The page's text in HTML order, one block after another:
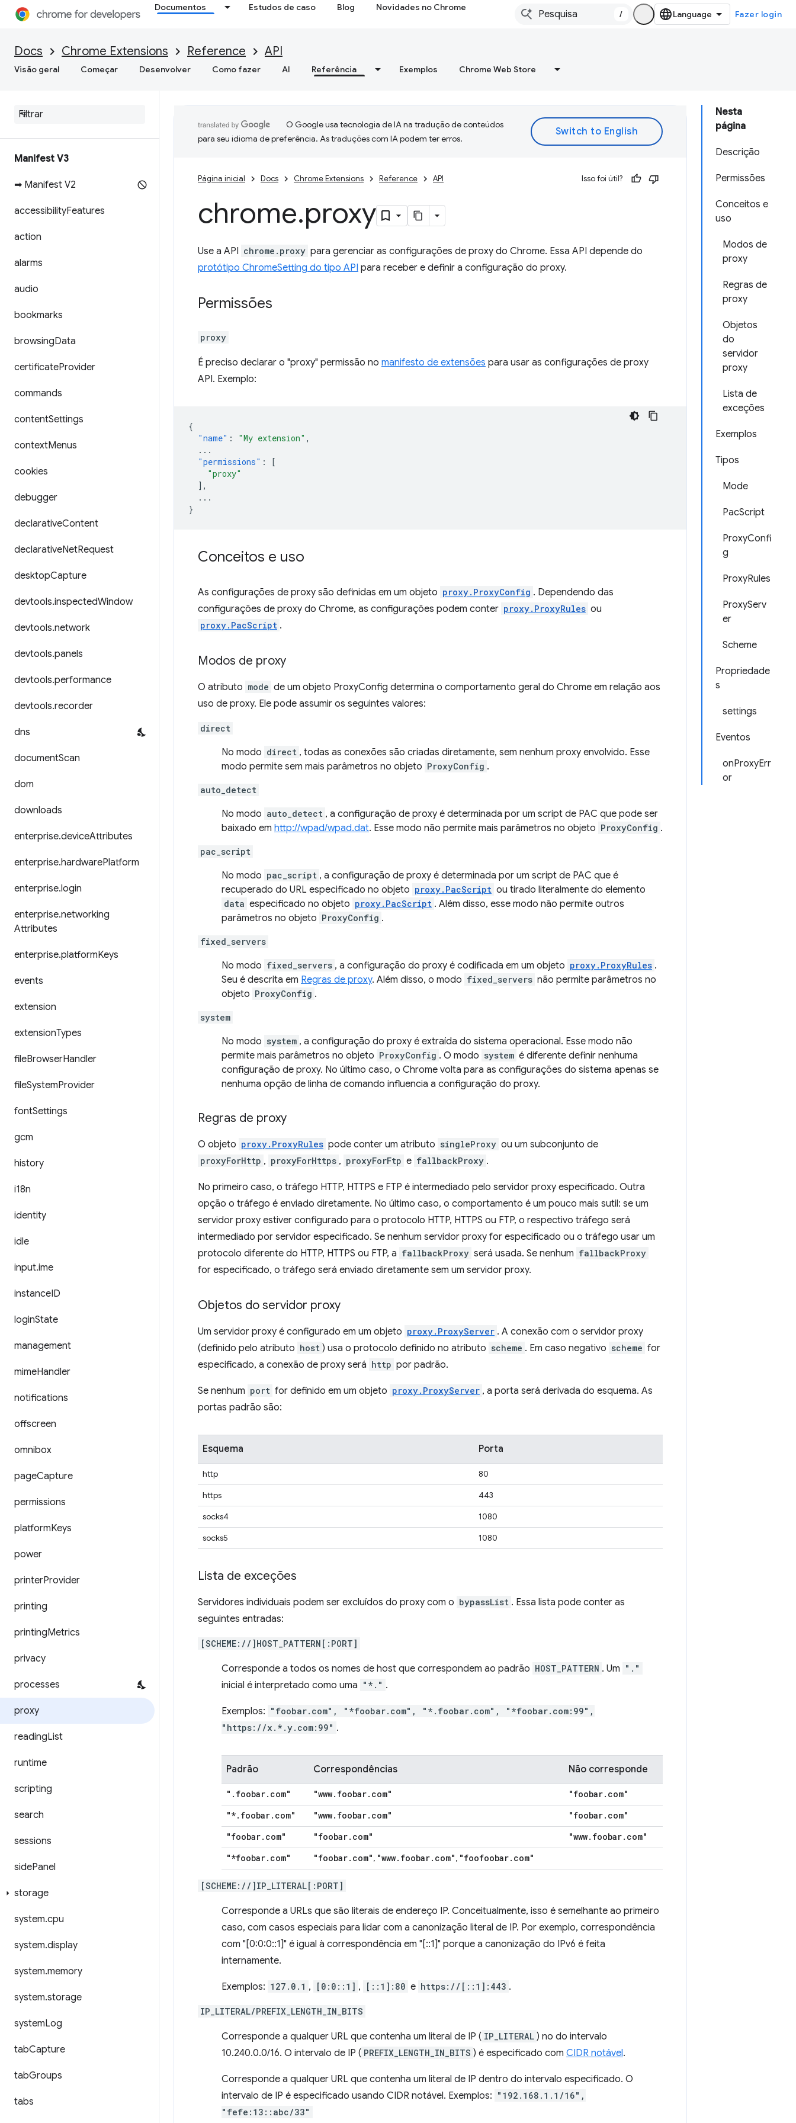
Documentos Estudos de caso Blog Novidades no Chrome
/ Fazer login
Docs Chrome Extensions Reference API
Visão geral Começar Desenvolver Como fazer AI Referência Exemplos Chrome Web Store
Manifest V3
➡ Manifest V2
accessibilityFeatures
action
alarms
audio
bookmarks
browsingData
certificateProvider
commands
contentSettings
contextMenus
cookies
debugger
declarativeContent
declarativeNetRequest
desktopCapture
devtools.inspectedWindow
devtools.network
devtools.panels
devtools.performance
devtools.recorder
dns
documentScan
dom
downloads
enterprise.deviceAttributes
enterprise.hardwarePlatform
enterprise.login
enterprise.networking
Attributes
enterprise.platformKeys
events
extension
extensionTypes
fileBrowserHandler
fileSystemProvider
fontSettings
gcm
history
i18n
identity
idle
input.ime
instanceID
loginState
management
mimeHandler
notifications
offscreen
omnibox
pageCapture
permissions
platformKeys
power
printerProvider
printing
printingMetrics
privacy
processes
proxy
readingList
runtime
scripting
search
sessions
sidePanel
storage
system.cpu
system.display
system.memory
system.storage
systemLog
tabCapture
tabGroups
tabs
Nesta
página
Descrição
Permissões
Conceitos e
uso
Modos de
proxy
Regras de
proxy
Objetos
do
servidor
proxy
Lista de
exceções
Exemplos
Tipos
Mode
PacScript
ProxyConfi
g
ProxyRules
ProxyServ
er
Scheme
Propriedade
s
settings
Eventos
onProxyErr
or
O Google usa tecnologia de IA na tradução de conteúdos
para seu idioma de preferência. As traduções com IA podem ter erros.
Página inicial Docs Chrome Extensions Reference API Isso foi útil?
chrome.proxy
Use a API chrome.proxy para gerenciar as configurações de proxy do Chrome. Essa API depende do
protótipo ChromeSetting do tipo API para receber e definir a configuração do proxy.
Permissões
proxy
É preciso declarar o "proxy" permissão no manifesto de extensões para usar as configurações de proxy
API. Exemplo:
{
"name" : "My extension" ,
...
"permissions" :
[
"proxy"
],
...
}
Conceitos e uso
As configurações de proxy são definidas em um objeto proxy.ProxyConfig . Dependendo das
configurações de proxy do Chrome, as configurações podem conter proxy.ProxyRules ou
proxy.PacScript .
Modos de proxy
O atributo mode de um objeto ProxyConfig determina o comportamento geral do Chrome em relação aos
uso de proxy. Ele pode assumir os seguintes valores:
direct
No modo direct , todas as conexões são criadas diretamente, sem nenhum proxy envolvido. Esse
modo permite sem mais parâmetros no objeto ProxyConfig .
auto_detect
No modo auto_detect , a configuração de proxy é determinada por um script de PAC que pode ser
baixado em http://wpad/wpad.dat. Esse modo não permite mais parâmetros no objeto ProxyConfig .
pac_script
No modo pac_script , a configuração de proxy é determinada por um script de PAC que é
recuperado do URL especificado no objeto proxy.PacScript ou tirado literalmente do elemento
data especificado no objeto proxy.PacScript . Além disso, esse modo não permite outros
parâmetros no objeto ProxyConfig .
fixed_servers
No modo fixed_servers , a configuração do proxy é codificada em um objeto proxy.ProxyRules .
Seu é descrita em Regras de proxy. Além disso, o modo fixed_servers não permite parâmetros no
objeto ProxyConfig .
system
No modo system , a configuração do proxy é extraída do sistema operacional. Esse modo não
permite mais parâmetros no objeto ProxyConfig . O modo system é diferente definir nenhuma
configuração de proxy. No último caso, o Chrome volta para as configurações do sistema apenas se
nenhuma opção de linha de comando influencia a configuração do proxy.
Regras de proxy
O objeto proxy.ProxyRules pode conter um atributo singleProxy ou um subconjunto de
proxyForHttp , proxyForHttps , proxyForFtp e fallbackProxy .
No primeiro caso, o tráfego HTTP, HTTPS e FTP é intermediado pelo servidor proxy especificado. Outra
opção o tráfego é enviado diretamente. No último caso, o comportamento é um pouco mais sutil: se um
servidor proxy estiver configurado para o protocolo HTTP, HTTPS ou FTP, o respectivo tráfego será
intermediado por servidor especificado. Se nenhum servidor proxy for especificado ou o tráfego usar um
protocolo diferente do HTTP, HTTPS ou FTP, a fallbackProxy será usada. Se nenhum fallbackProxy
for especificado, o tráfego será enviado diretamente sem um servidor proxy.
Objetos do servidor proxy
Um servidor proxy é configurado em um objeto proxy.ProxyServer . A conexão com o servidor proxy
(definido pelo atributo host ) usa o protocolo definido no atributo scheme . Em caso negativo scheme for
especificado, a conexão de proxy será http por padrão.
Se nenhum port for definido em um objeto proxy.ProxyServer , a porta será derivada do esquema. As
portas padrão são:
Esquema Porta
http
80
https
443
socks4
1080
socks5
1080
Lista de exceções
Servidores individuais podem ser excluídos do proxy com o bypassList . Essa lista pode conter as
seguintes entradas:
[SCHEME://]HOST_PATTERN[:PORT]
Corresponde a todos os nomes de host que correspondem ao padrão HOST_PATTERN . Um "."
inicial é interpretado como uma "*." .
Exemplos: "foobar.com", "*foobar.com", "*.foobar.com", "*foobar.com:99",
"https://x.*.y.com:99" .
Padrão Correspondências Não corresponde
" . foobar. com" "www. foobar. com" "foobar. com"
"*. foobar. com" "www. foobar. com" "foobar. com"
"foobar. com" "foobar. com" "www. foobar. com"
"*foobar. com" "foobar. com", "www. foobar. com", "foofoobar. com"
[SCHEME://]IP_LITERAL[:PORT]
Corresponde a URLs que são literais de endereço IP. Conceitualmente, isso é semelhante ao primeiro
caso, com casos especiais para lidar com a canonização literal de IP. Por exemplo, correspondência
com "[0:0:0::1]" é igual à correspondência em "[::1]" porque a canonização do IPv6 é feita
internamente.
Exemplos: 127.0.1 , [0:0::1] , [::1]:80 e https://[::1]:443 .
IP_LITERAL/PREFIX_LENGTH_IN_BITS
Corresponde a qualquer URL que contenha um literal de IP ( IP_LITERAL ) no do intervalo
10.240.0.0/16. O intervalo de IP ( PREFIX_LENGTH_IN_BITS ) é especificado com CIDR notável.
Corresponde a qualquer URL que contenha um literal de IP dentro do intervalo especificado. O
intervalo de IP é especificado usando CIDR notável. Exemplos: "192.168.1.1/16",
"fefe:13::abc/33"